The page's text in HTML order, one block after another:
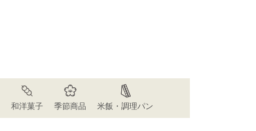
和洋菓子 季節商品 米飯・調理パン